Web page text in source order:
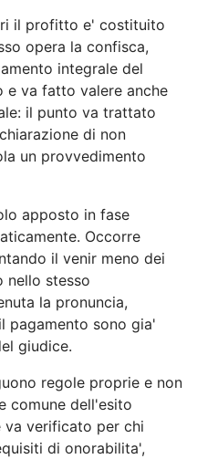
il profitto e' costituito
opera la confisca,
integrale del
va fatto valere anche
il punto va trattato
di non
un provvedimento
apposto in fase
Occorre
il venir meno dei
nello stesso
la pronuncia,
pagamento sono gia'
giudice.
regole proprie e non
comune dell'esito
va verificato per chi
di onorabilita',